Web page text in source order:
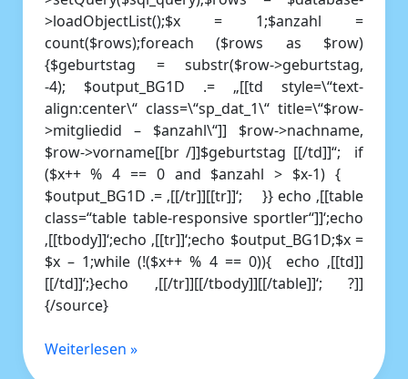
>loadObjectList();$x = 1;$anzahl =
count($rows);foreach ($rows as $row)
{$geburtstag = substr($row->geburtstag,
-4); $output_BG1D .= „[[td style=\“text-
align:center\“ class=\“sp_dat_1\“ title=\“$row-
>mitgliedid – $anzahl\“]] $row->nachname,
$row->vorname[[br /]]$geburtstag [[/td]]“; if
($x++ % 4 == 0 and $anzahl > $x-1) {
$output_BG1D .= ‚[[/tr]][[tr]]‘; }} echo ‚[[table
class=“table table-responsive sportler“]]‘;echo
‚[[tbody]]‘;echo ‚[[tr]]‘;echo $output_BG1D;$x =
$x – 1;while (!($x++ % 4 == 0)){ echo ‚[[td]]
[[/td]]‘;}echo ‚[[/tr]][[/tbody]][[/table]]‘; ?]]
{/source}
Weiterlesen »